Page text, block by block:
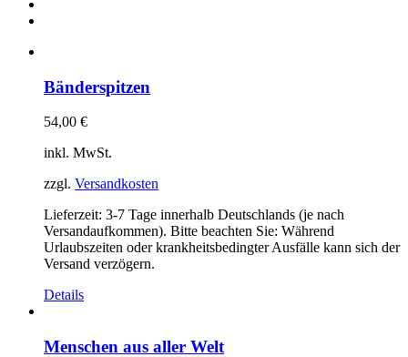
Bänderspitzen
54,00 €
inkl. MwSt.
zzgl. Versandkosten
Lieferzeit: 3-7 Tage innerhalb Deutschlands (je nach
Versandaufkommen). Bitte beachten Sie: Während
Urlaubszeiten oder krankheitsbedingter Ausfälle kann sich der
Versand verzögern.
Details
Menschen aus aller Welt